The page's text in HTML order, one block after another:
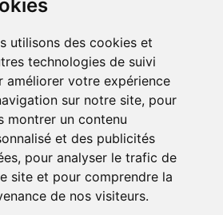
utilisons des cookies et
technologies de suivi
améliorer votre expérience
sur notre site, pour
montrer un contenu
et des publicités
pour analyser le trafic de
site et pour comprendre la
de nos visiteurs.